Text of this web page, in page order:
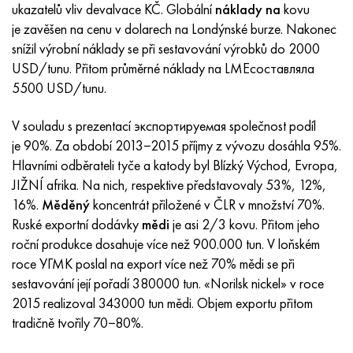
ukazatelů vliv devalvace KČ. Globálnínáklady na kovu
je zavěšen na cenu v dolarech na Londýnské burze. Nakonec
snížil výrobní náklady se při sestavování výrobků do 2000
USD/tunu. Přitom průměrné náklady na LMEсоставляла
5500 USD/tunu.
V souladu s prezentací экспортируемая společnost podíl
je 90%. Za období 2013−2015 příjmy z vývozu dosáhla 95%.
Hlavními odběrateli tyče a katody byl Blízký Východ, Evropa,
JIŽNÍ afrika. Na nich, respektive představovaly 53%, 12%,
16%. Měděnýkoncentrát přiložené v ČLR v množství 70%.
Ruské exportní dodávky mědi je asi 2/3 kovu. Přitom jeho
roční produkce dosahuje více než 900.000 tun. V loňském
roce УГМК poslal na export více než 70% mědi se při
sestavování její pořadí 380000 tun. «Norilsk nickel» v roce
2015 realizoval 343000 tun mědi. Objem exportu přitom
tradičně tvořily 70−80%.
Inotherm
incotest
Jette M152
Kobalt 6B
maraging 250
René 41
Maraging 300
Maraging 350
MP35N
47ND
47НХР
49 KF
49K2F, 49K2FA-VI
Slitina 50N
Slitina 50NP
50 NHS
Slitina 52N
52K12F
HN62VMYUT
HN62MVKYU
HN63 MB
XN65VM
KhN65VMTYu
KhN67MVTYu
KhN68VKTYU
KhN68VMTYUK-vd
KhN70VMTYu
VT-35
PT-1M
PT-3V
PT-7M
2B
SPT-2 sv
AT3
3M
TL3
1.4466 - AISI 310MoLn
Slitina Al6xn
15-7Ph® - 1,4532
PH 13-8 Po - 1,4534
1,4542 - 17-4Ph®
Custom 455® - 1.4543 - uns s45500
1,4545 - 15-5Ph®
1,4548 - 17-4Ph®
1,4550 - AISI 347
10X17H13M3T
10X18N18Yu4D
11X11N2V2MF
12Х18Н9Т
13X11N2V2MF
15x11mf
15x12vnmf
15H12H2MVFAB
15X16K5N2MVFAB
2,0872, CuNi10Fe1Mn, Cw352h
Silikonový hliníkový bronz
CW301G, C64200
křemíkový bronz
C65500, CuAl11Fe3
C65620, CuSi3Fe2Zn3
C65100, CuSi 1,5
Cín-olověný bronz
c92200, CuSn6Zn4Pb2
Červená mosaz
C84400, CuSn2ZnPb
C83600, CuSn5ZnPb
45G2, 45g2, AISI 1144
Legovaná konstrukční ocel
10g2, 10g2, AISI 1513
12X2H4A, 15NiCr13, 1,5752
AC14, 11SMnPb30
20G, 20mn5
20XH3A, AISI 4320, 20hn3a
20HM, 24CrMo5, 20hm
25KhGM, 20CrMo5, 1,7264
Р6М5, 1.3343, hs6-5-2, sw7m
Р6М5К5, 1,3243, hs6-5-2-5
R6M5F3, 1,3344, hs6-5-3
Р9М4К8,1,3207
R12F3, 1,3318, sw12
P18, 1,3355, hs18-0-1, sw18
Uhlíková ocel
У10,1.1645, C105W1
11G12, 110G13L, X120Mn12